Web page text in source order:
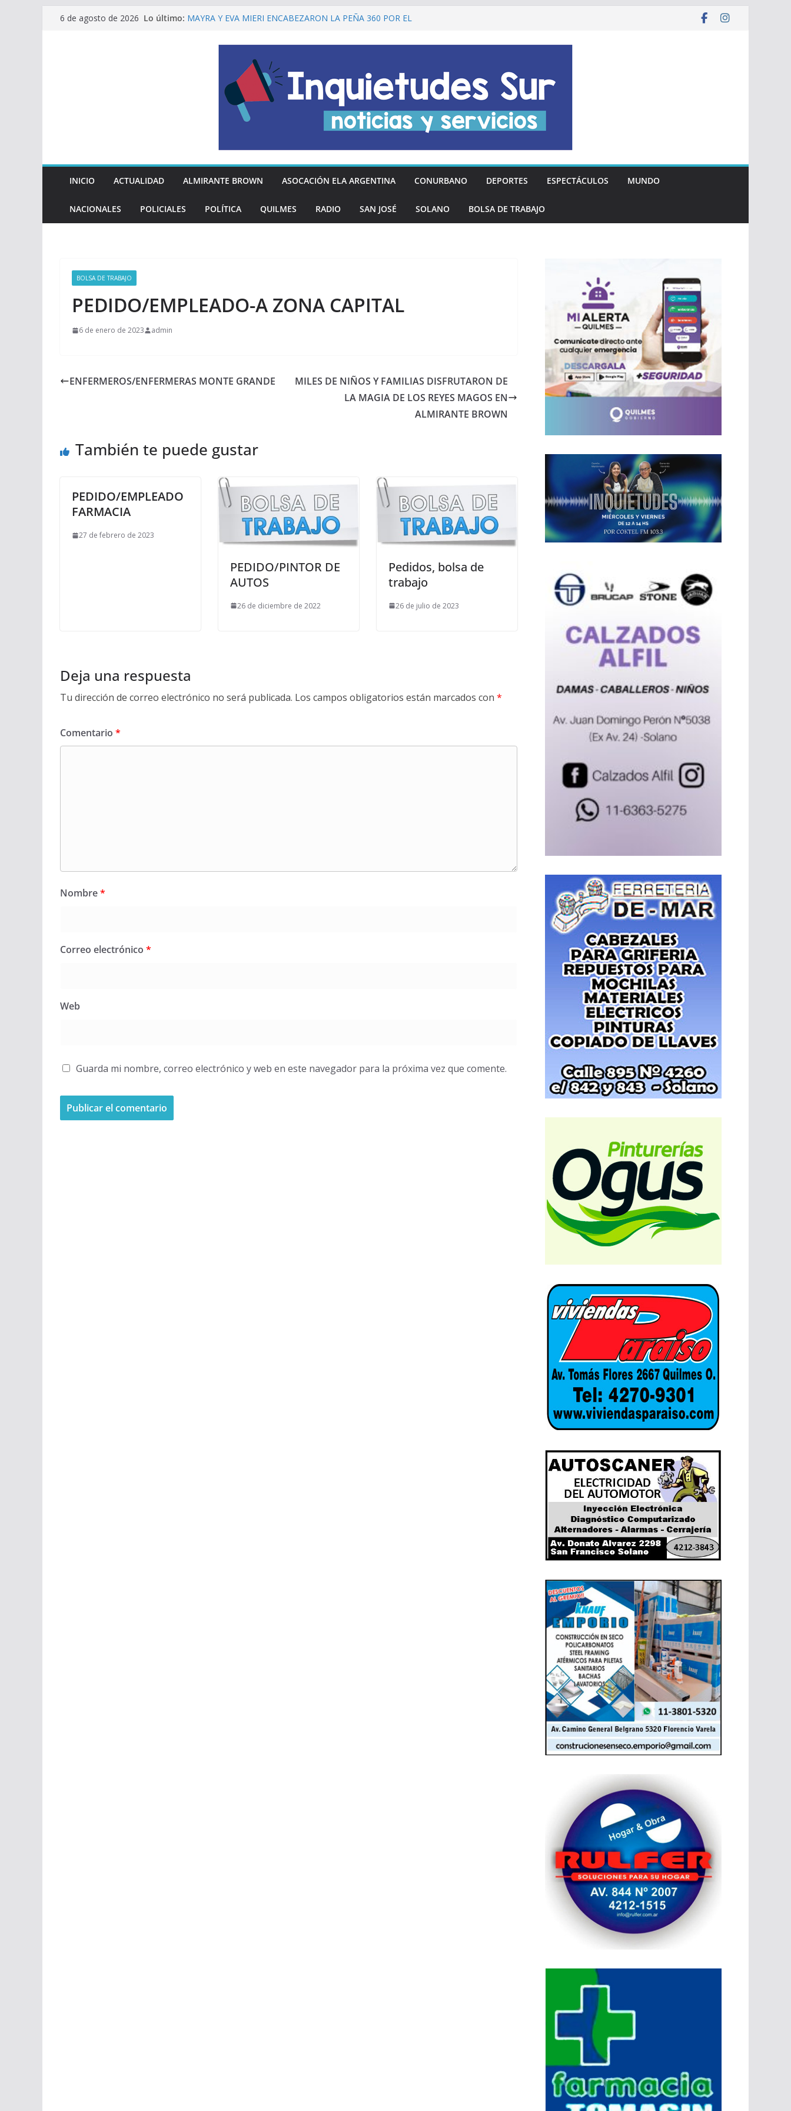
Saltar6 de agosto de 2026 Lo último: MAYRA Y EVA MIERI ENCABEZARON LA PEÑA 360 POR EL
PELUQUERÍAS TODOS LOS DÍAS MIÉRCOLES
Encuesta: qué piensan los hinchas argentinos de las nuevas
reglas del Mundial
EL MUNICIPIO ENTREGÓ MÁS DE 20 PRÓTESIS DENTALES
A VECINAS Y VECINOS DE QUILMES OESTE
La Diócesis de Quilmes recordó a Jorge Novak a 25 años de
INICIO ACTUALIDAD ALMIRANTE BROWN ASOCACIÓN ELA ARGENTINA CONURBANO DEPORTES ESPECTÁCULOS MUNDO
NACIONALES POLICIALES POLÍTICA QUILMES RADIO SAN JOSÉ SOLANO BOLSA DE TRABAJO
BOLSA DE TRABAJO
PEDIDO/EMPLEADO-A ZONA CAPITAL
6 de enero de 2023 admin
ENFERMEROS/ENFERMERAS MONTE GRANDE
MILES DE NIÑOS Y FAMILIAS DISFRUTARON DE
LA MAGIA DE LOS REYES MAGOS EN
ALMIRANTE BROWN
También te puede gustar
PEDIDO/EMPLEADO
FARMACIA
27 de febrero de 2023
PEDIDO/PINTOR DE
AUTOS
26 de diciembre de 2022
Pedidos, bolsa de
trabajo
26 de julio de 2023
Deja una respuesta
Tu dirección de correo electrónico no será publicada. Los campos obligatorios están marcados con *
Comentario *
Nombre*
Correo electrónico *
Web
Guarda mi nombre, correo electrónico y web en este navegador para la próxima vez que comente.